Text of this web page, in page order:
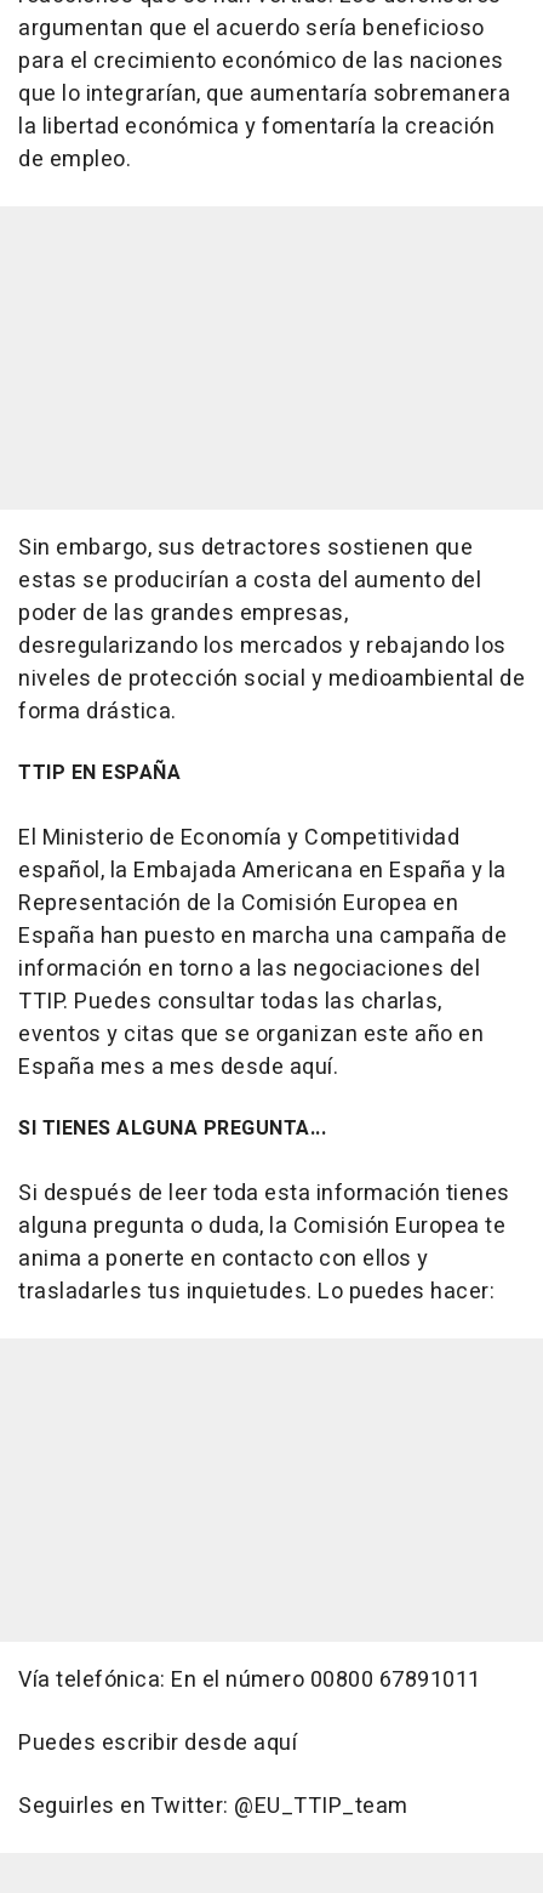
argumentan que el acuerdo sería beneficioso
para el crecimiento económico de las naciones
que lo integrarían, que aumentaría sobremanera
la libertad económica y fomentaría la creación
de empleo.
Sin embargo, sus detractores sostienen que
estas se producirían a costa del aumento del
poder de las grandes empresas,
desregularizando los mercados y rebajando los
niveles de protección social y medioambiental de
forma drástica.
TTIP EN ESPAÑA
El Ministerio de Economía y Competitividad
español, la Embajada Americana en España y la
Representación de la Comisión Europea en
España han puesto en marcha una campaña de
información en torno a las negociaciones del
TTIP. Puedes consultar todas las charlas,
eventos y citas que se organizan este año en
España mes a mes desde aquí.
SI TIENES ALGUNA PREGUNTA...
Si después de leer toda esta información tienes
alguna pregunta o duda, la Comisión Europea te
anima a ponerte en contacto con ellos y
trasladarles tus inquietudes. Lo puedes hacer:
Vía telefónica: En el número 00800 67891011
Puedes escribir desde aquí
Seguirles en Twitter: @EU_TTIP_team